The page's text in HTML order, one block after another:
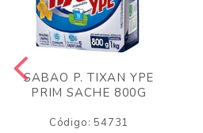
SABAO P. TIXAN YPE
PRIM SACHE 800G
Código: 54731